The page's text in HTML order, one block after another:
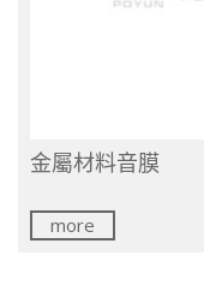
金屬材料音膜
more